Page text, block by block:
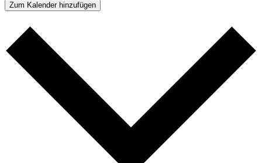
Zum Kalender hinzufügen